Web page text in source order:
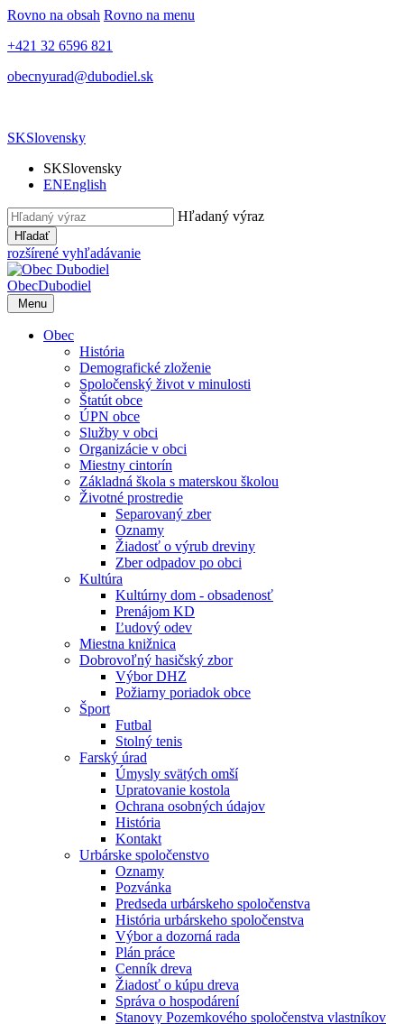
Rovno na obsah Rovno na menu
+421 32 6596 821
obecnyurad@dubodiel.sk
SKSlovensky
SKSlovensky
ENEnglish
Hľadaný výraz
Hľadať
rozšírené vyhľadávanie
ObecDubodiel
Menu
Obec
História
Demografické zloženie
Spoločenský život v minulosti
Štatút obce
ÚPN obce
Služby v obci
Organizácie v obci
Miestny cintorín
Základná škola s materskou školou
Životné prostredie
Separovaný zber
Oznamy
Žiadosť o výrub dreviny
Zber odpadov po obci
Kultúra
Kultúrny dom - obsadenosť
Prenájom KD
Ľudový odev
Miestna knižnica
Dobrovoľný hasičský zbor
Výbor DHZ
Požiarny poriadok obce
Šport
Futbal
Stolný tenis
Farský úrad
Úmysly svätých omší
Upratovanie kostola
Ochrana osobných údajov
História
Kontakt
Urbárske spoločenstvo
Oznamy
Pozvánka
Predseda urbárskeho spoločenstva
História urbárskeho spoločenstva
Výbor a dozorná rada
Plán práce
Cenník dreva
Žiadosť o kúpu dreva
Správa o hospodárení
Stanovy Pozemkového spoločenstva vlastníkov